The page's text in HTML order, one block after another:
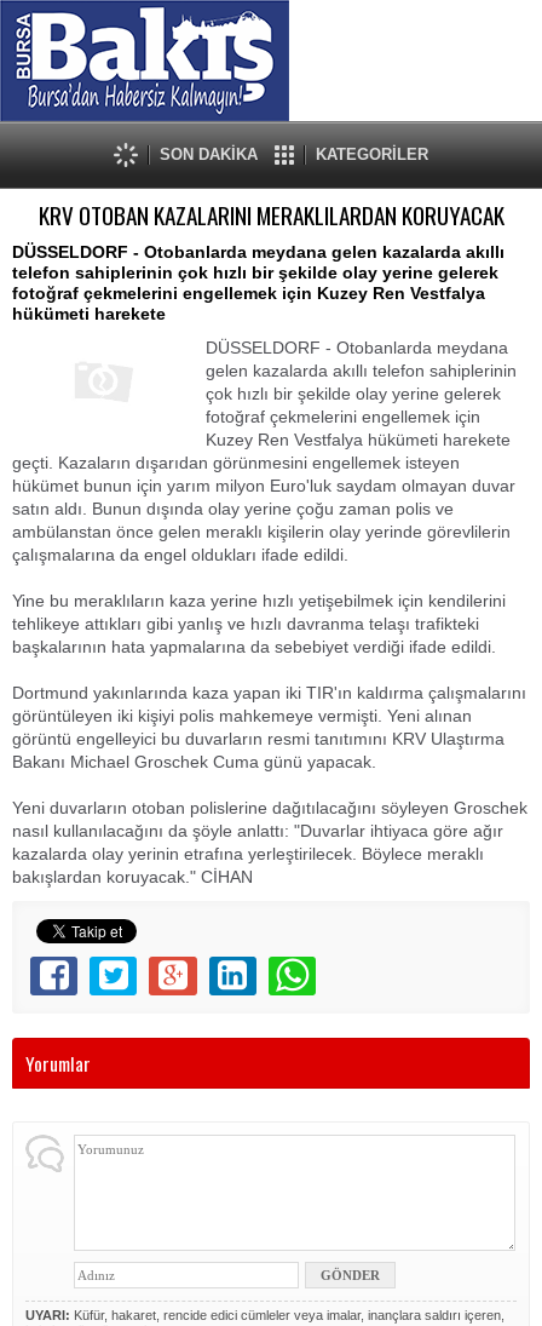
SON DAKİKA KATEGORİLER
KRV OTOBAN KAZALARINI MERAKLILARDAN KORUYACAK
DÜSSELDORF - Otobanlarda meydana gelen kazalarda akıllı
telefon sahiplerinin çok hızlı bir şekilde olay yerine gelerek
fotoğraf çekmelerini engellemek için Kuzey Ren Vestfalya
hükümeti harekete
DÜSSELDORF - Otobanlarda meydana
gelen kazalarda akıllı telefon sahiplerinin
çok hızlı bir şekilde olay yerine gelerek
fotoğraf çekmelerini engellemek için
Kuzey Ren Vestfalya hükümeti harekete
geçti. Kazaların dışarıdan görünmesini engellemek isteyen
hükümet bunun için yarım milyon Euro'luk saydam olmayan duvar
satın aldı. Bunun dışında olay yerine çoğu zaman polis ve
ambülanstan önce gelen meraklı kişilerin olay yerinde görevlilerin
çalışmalarına da engel oldukları ifade edildi.
Yine bu meraklıların kaza yerine hızlı yetişebilmek için kendilerini
tehlikeye attıkları gibi yanlış ve hızlı davranma telaşı trafikteki
başkalarının hata yapmalarına da sebebiyet verdiği ifade edildi.
Dortmund yakınlarında kaza yapan iki TIR'ın kaldırma çalışmalarını
görüntüleyen iki kişiyi polis mahkemeye vermişti. Yeni alınan
görüntü engelleyici bu duvarların resmi tanıtımını KRV Ulaştırma
Bakanı Michael Groschek Cuma günü yapacak.
Yeni duvarların otoban polislerine dağıtılacağını söyleyen Groschek
nasıl kullanılacağını da şöyle anlattı: "Duvarlar ihtiyaca göre ağır
kazalarda olay yerinin etrafına yerleştirilecek. Böylece meraklı
bakışlardan koruyacak." CİHAN
Yorumlar
UYARI: Küfür, hakaret, rencide edici cümleler veya imalar, inançlara saldırı içeren,